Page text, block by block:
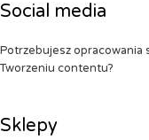
Social media
Potrzebujesz opracowania
Tworzeniu contentu?
Sklepy